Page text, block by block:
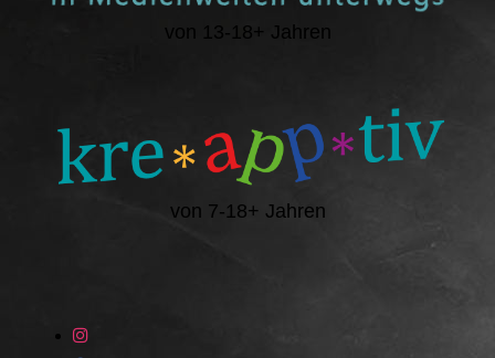
von 13-18+ Jahren
von 7-18+ Jahren